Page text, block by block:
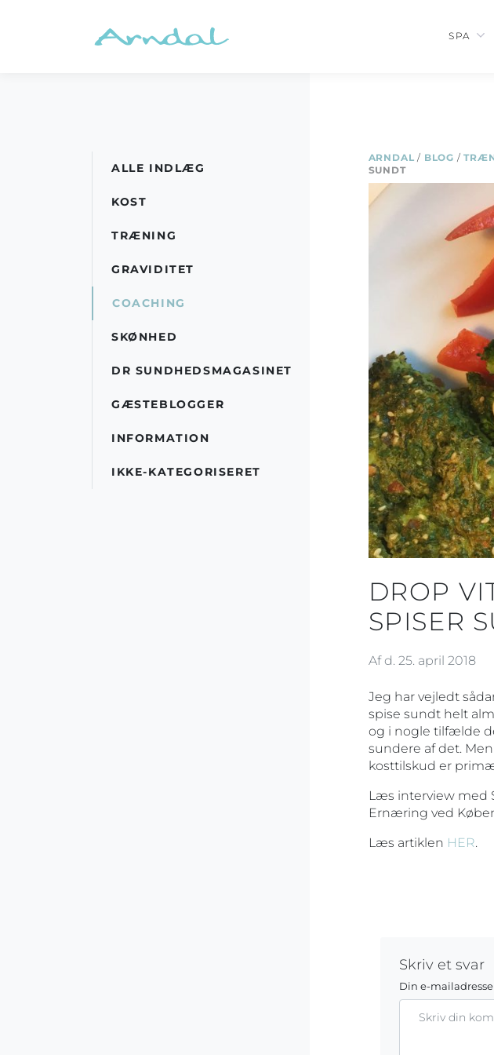
SPA
ARNDAL / BLOG /
SUNDT
DROP
SPISER
Af d. 25. april 2018
Jeg har vejledt
spise sundt helt
og i nogle tilfælde
sundere af det.
kosttilskud er
Læs interview med
Ernæring ved
Læs artiklen HER.
Skriv et svar
Din e-
ALLE INDLÆG
KOST
TRÆNING
GRAVIDITET
COACHING
SKØNHED
DR SUNDHEDSMAGASINET
GÆSTEBLOGGER
INFORMATION
IKKE-KATEGORISERET